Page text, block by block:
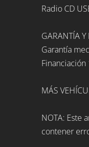
Radio CD
GARANTÍA
Garantía
MÁS
NOTA: Este
contener